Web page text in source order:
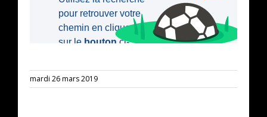
mardi 26 mars 2019